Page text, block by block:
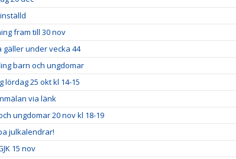
fram till 30 nov
gäller under vecka 44
barn och ungdomar
lördag 25 okt kl 14-15
via länk
ungdomar 20 nov kl 18-19
julkalendrar!
15 nov